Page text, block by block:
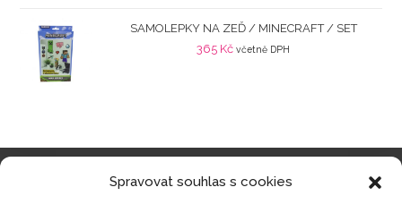
Spravovat souhlas s cookies
SAMOLEPKY NA ZEĎ / MINECRAFT / SET
365 Kč včetně DPH